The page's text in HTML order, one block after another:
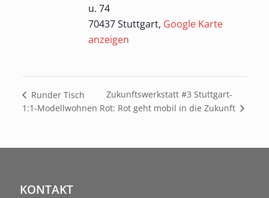
u. 74
70437 Stuttgart, Google Karte
anzeigen
Runder Tisch
1:1-Modellwohnen
Zukunftswerkstatt #3 Stuttgart-
Rot: Rot geht mobil in die Zukunft
KONTAKT